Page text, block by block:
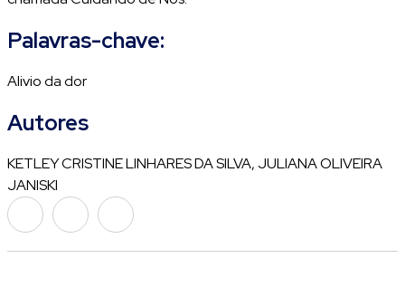
Palavras-chave:
Alivio da dor
Autores
KETLEY CRISTINE LINHARES DA SILVA, JULIANA OLIVEIRA
JANISKI